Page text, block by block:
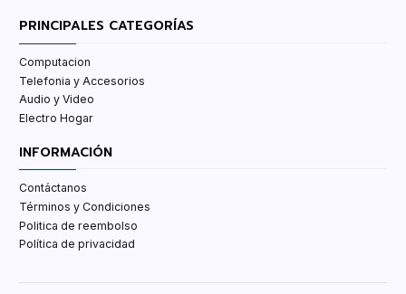
PRINCIPALES CATEGORÍAS
Computacion
Telefonia y Accesorios
Audio y Video
Electro Hogar
INFORMACIÓN
Contáctanos
Términos y Condiciones
Politica de reembolso
Política de privacidad